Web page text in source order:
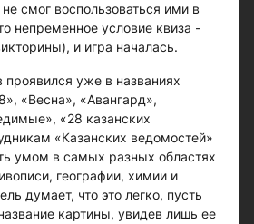
смог воспользоваться ими в
непременное условие квиза -
и игра началась.
проявился уже в названиях
«Весна», «Авангард»,
«28 казанских
«Казанских ведомостей»
умом в самых разных областях
географии, химии и
думает, что это легко, пусть
картины, увидев лишь ее